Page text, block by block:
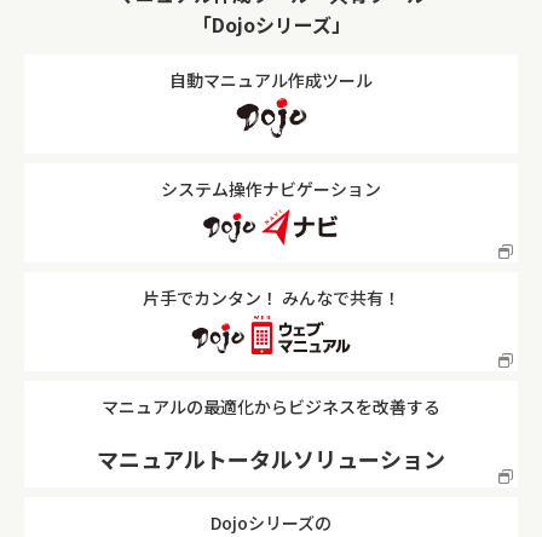
「Dojoシリーズ」
自動マニュアル作成ツール
システム操作ナビゲーション
片手でカンタン！ みんなで共有！
マニュアルの最適化からビジネスを改善する
マニュアルトータルソリューション
Dojoシリーズの